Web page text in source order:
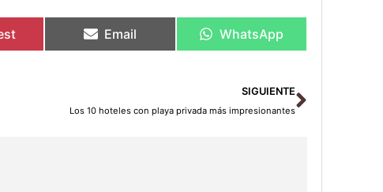
Email WhatsApp
SIGUIENTE
Los 10 hoteles con playa privada más impresionantes